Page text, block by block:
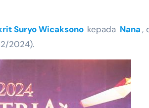
Suryo Wicaksono kepada Nana,
2024).